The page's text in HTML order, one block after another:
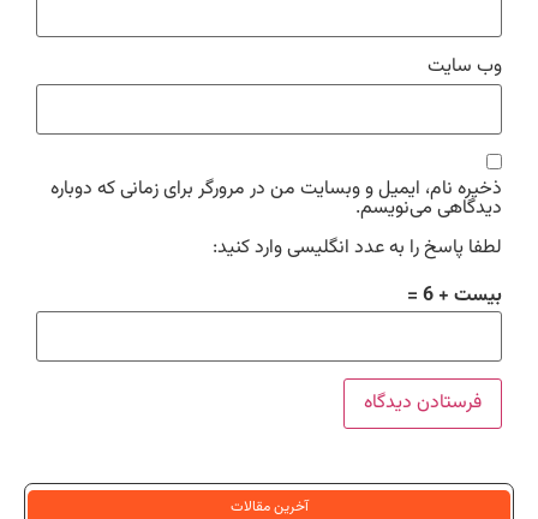
وب‌ سایت
ذخیره نام، ایمیل و وبسایت من در مرورگر برای زمانی که دوباره
دیدگاهی می‌نویسم.
لطفا پاسخ را به عدد انگلیسی وارد کنید:
بیست + 6 =
آخرین مقالات